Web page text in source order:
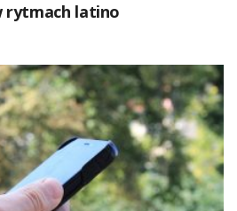
rytmach latino